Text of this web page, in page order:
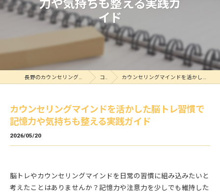
力や気持ちも整える実践ガ
イド
長野のカウンセリングならマサキ鼎カウンセリングルーム コラム カウンセリングマインドを活かした脳トレ習慣で記憶力や気持ちも整える実践ガイド
カウンセリングマインドを活かした脳トレ習慣で
記憶力や気持ちも整える実践ガイド
2026/05/20
脳トレやカウンセリングマインドを日常の習慣に組み込みたいと
考えたことはありませんか？記憶力や注意力を少しでも維持した